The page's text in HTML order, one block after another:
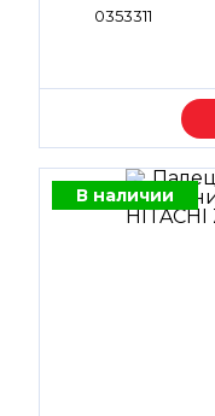
0353311
В наличии